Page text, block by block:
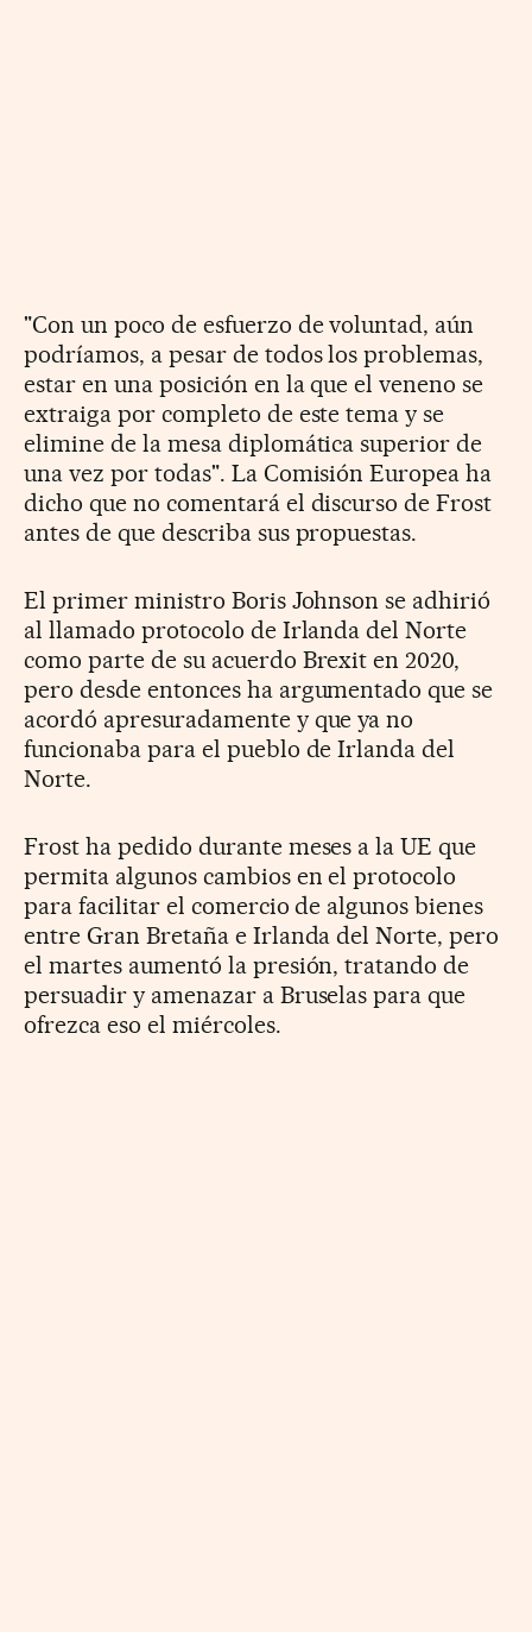
"Con un poco de esfuerzo de voluntad, aún
podríamos, a pesar de todos los problemas,
estar en una posición en la que el veneno se
extraiga por completo de este tema y se
elimine de la mesa diplomática superior de
una vez por todas". La Comisión Europea ha
dicho que no comentará el discurso de Frost
antes de que describa sus propuestas.
El primer ministro Boris Johnson se adhirió
al llamado protocolo de Irlanda del Norte
como parte de su acuerdo Brexit en 2020,
pero desde entonces ha argumentado que se
acordó apresuradamente y que ya no
funcionaba para el pueblo de Irlanda del
Norte.
Frost ha pedido durante meses a la UE que
permita algunos cambios en el protocolo
para facilitar el comercio de algunos bienes
entre Gran Bretaña e Irlanda del Norte, pero
el martes aumentó la presión, tratando de
persuadir y amenazar a Bruselas para que
ofrezca eso el miércoles.